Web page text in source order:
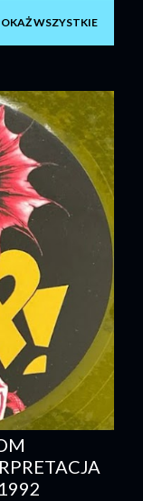
WSZYSTKIE